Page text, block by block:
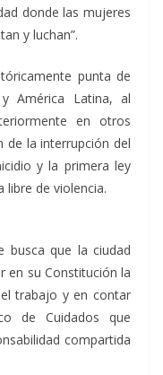
donde las mujeres
y luchan”.
punta de
América Latina, al
en otros
de la interrupción del
y la primera ley
libre de violencia.
busca que la ciudad
en su Constitución la
trabajo y en contar
de Cuidados que
compartida